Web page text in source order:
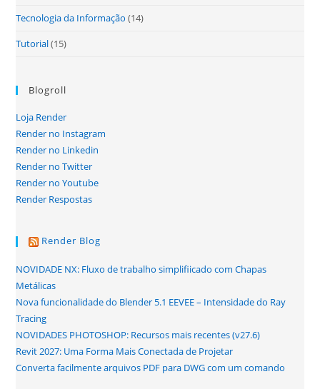
Tecnologia da Informação (14)
Tutorial(15)
Blogroll
Loja Render
Render no Instagram
Render no Linkedin
Render no Twitter
Render no Youtube
Render Respostas
Render Blog
NOVIDADE NX: Fluxo de trabalho simplifiicado com Chapas
Metálicas
Nova funcionalidade do Blender 5.1 EEVEE – Intensidade do Ray
Tracing
NOVIDADES PHOTOSHOP: Recursos mais recentes (v27.6)
Revit 2027: Uma Forma Mais Conectada de Projetar
Converta facilmente arquivos PDF para DWG com um comando